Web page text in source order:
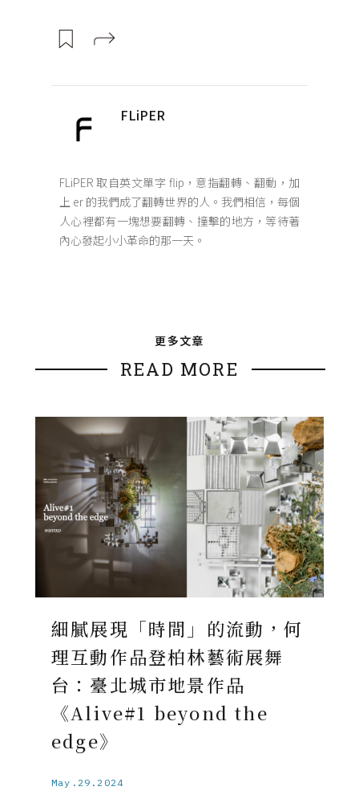
FLiPER
FLiPER 取自英文單字 flip，意指翻轉、翻動，加
上 er 的我們成了翻轉世界的人。我們相信，每個
人心裡都有一塊想要翻轉、撞擊的地方，等待著
內心發起小小革命的那一天。
更多文章
READ MORE
細膩展現「時間」的流動，何
理互動作品登柏林藝術展舞
台：臺北城市地景作品
《Alive#1 beyond the
edge》
May.29.2024